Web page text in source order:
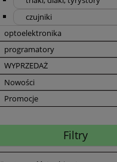
czujniki
optoelektronika
programatory
WYPRZEDAŻ
Nowości
Promocje
Filtry